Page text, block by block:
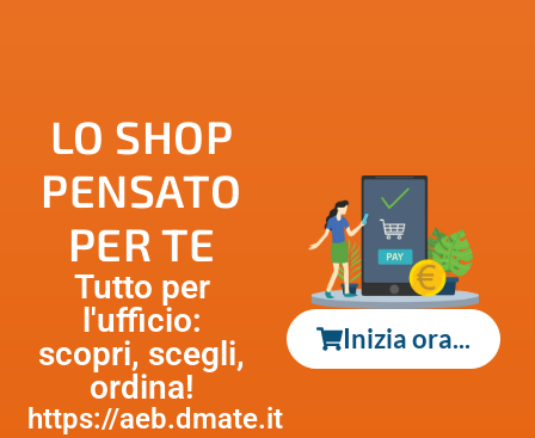
LO SHOP
PENSATO
PER TE
Tutto per
l'ufficio:
scopri, scegli,
ordina!
https://aeb.dmate.it
Inizia ora...